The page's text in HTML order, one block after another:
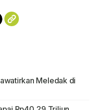
Meledak di